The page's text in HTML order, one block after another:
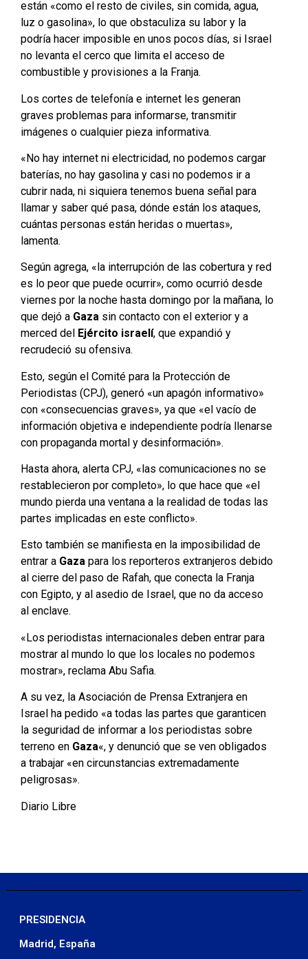
están «como el resto de civiles, sin comida, agua,
luz o gasolina», lo que obstaculiza su labor y la
podría hacer imposible en unos pocos días, si Israel
no levanta el cerco que limita el acceso de
combustible y provisiones a la Franja.
Los cortes de telefonía e internet les generan
graves problemas para informarse, transmitir
imágenes o cualquier pieza informativa.
«No hay internet ni electricidad, no podemos cargar
baterías, no hay gasolina y casi no podemos ir a
cubrir nada, ni siquiera tenemos buena señal para
llamar y saber qué pasa, dónde están los ataques,
cuántas personas están heridas o muertas»,
lamenta.
Según agrega, «la interrupción de las cobertura y red
es lo peor que puede ocurrir», como ocurrió desde
viernes por la noche hasta domingo por la mañana, lo
que dejó a Gaza sin contacto con el exterior y a
merced del Ejército israelí, que expandió y
recrudeció su ofensiva.
Esto, según el Comité para la Protección de
Periodistas (CPJ), generó «un apagón informativo»
con «consecuencias graves», ya que «el vacío de
información objetiva e independiente podría llenarse
con propaganda mortal y desinformación».
Hasta ahora, alerta CPJ, «las comunicaciones no se
restablecieron por completo», lo que hace que «el
mundo pierda una ventana a la realidad de todas las
partes implicadas en este conflicto».
Esto también se manifiesta en la imposibilidad de
entrar a Gaza para los reporteros extranjeros debido
al cierre del paso de Rafah, que conecta la Franja
con Egipto, y al asedio de Israel, que no da acceso
al enclave.
«Los periodistas internacionales deben entrar para
mostrar al mundo lo que los locales no podemos
mostrar», reclama Abu Safia.
A su vez, la Asociación de Prensa Extranjera en
Israel ha pedido «a todas las partes que garanticen
la seguridad de informar a los periodistas sobre
terreno en Gaza«, y denunció que se ven obligados
a trabajar «en circunstancias extremadamente
peligrosas».
Diario Libre
PRESIDENCIA
Madrid, España